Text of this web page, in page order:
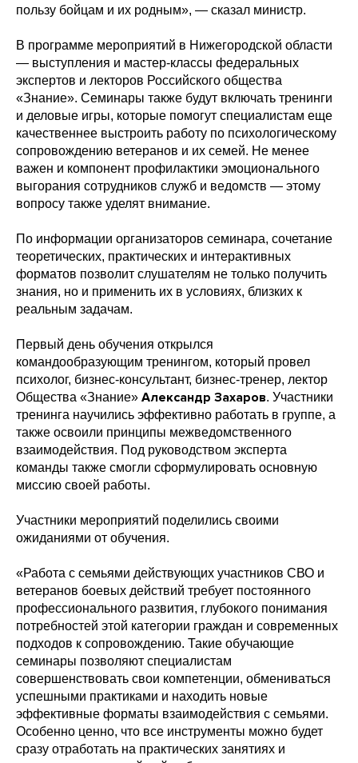
пользу бойцам и их родным», — сказал министр.
В программе мероприятий в Нижегородской области
— выступления и мастер-классы федеральных
экспертов и лекторов Российского общества
«Знание». Семинары также будут включать тренинги
и деловые игры, которые помогут специалистам еще
качественнее выстроить работу по психологическому
сопровождению ветеранов и их семей. Не менее
важен и компонент профилактики эмоционального
выгорания сотрудников служб и ведомств — этому
вопросу также уделят внимание.
По информации организаторов семинара, сочетание
теоретических, практических и интерактивных
форматов позволит слушателям не только получить
знания, но и применить их в условиях, близких к
реальным задачам.
Первый день обучения открылся
командообразующим тренингом, который провел
психолог, бизнес-консультант, бизнес-тренер, лектор
Общества «Знание» Александр Захаров. Участники
тренинга научились эффективно работать в группе, а
также освоили принципы межведомственного
взаимодействия. Под руководством эксперта
команды также смогли сформулировать основную
миссию своей работы.
Участники мероприятий поделились своими
ожиданиями от обучения.
«Работа с семьями действующих участников СВО и
ветеранов боевых действий требует постоянного
профессионального развития, глубокого понимания
потребностей этой категории граждан и современных
подходов к сопровождению. Такие обучающие
семинары позволяют специалистам
совершенствовать свои компетенции, обмениваться
успешными практиками и находить новые
эффективные форматы взаимодействия с семьями.
Особенно ценно, что все инструменты можно будет
сразу отработать на практических занятиях и